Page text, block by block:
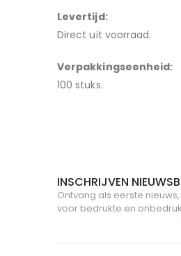
Levertijd:
Direct uit voorraad.
Verpakkingseenheid:
100 stuks.
INSCHRIJVEN
Ontvang als eerste
voor bedrukte en